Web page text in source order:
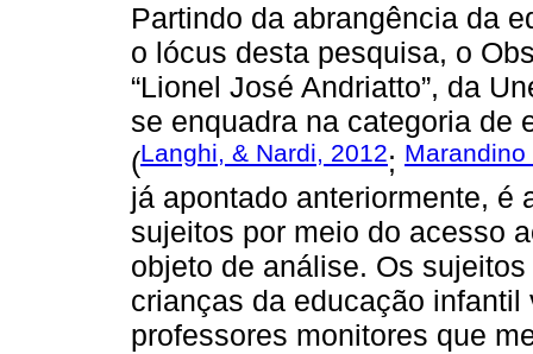
Partindo da abrangência da
o lócus desta pesquisa, o
“Lionel José Andriatto”, da
se enquadra na categoria de
(Langhi, & Nardi, 2012;
já apontado anteriormente, é
sujeitos por meio do acesso
objeto de análise. Os
crianças da educação
professores monitores que